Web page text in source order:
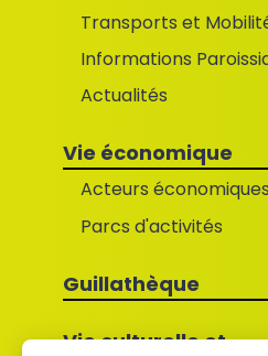
Transports et
Informations
Actualités
Vie économique
Acteurs économiques
Parcs d'activités
Guillathèque
Vie culturelle et